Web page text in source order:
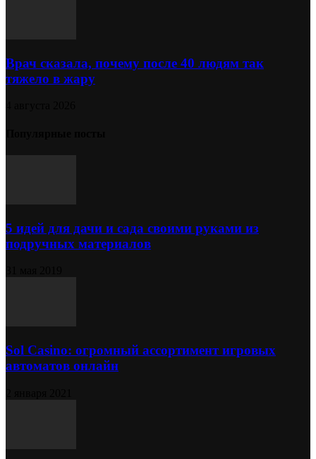
Врач сказала, почему после 40 людям так
тяжело в жару
5 идей для дачи и сада своими руками из
подручных материалов
Sol Сasino: огромный ассортимент игровых
автоматов онлайн